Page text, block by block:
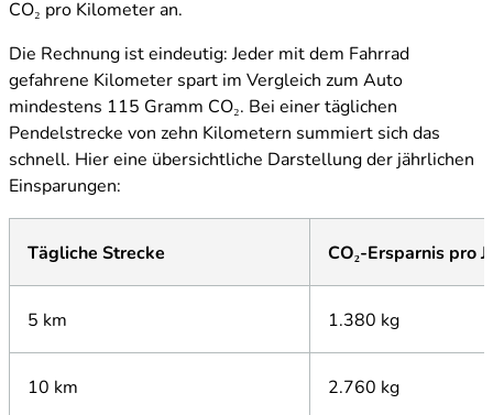
CO₂ pro Kilometer an.
Die Rechnung ist eindeutig: Jeder mit dem Fahrrad
gefahrene Kilometer spart im Vergleich zum Auto
mindestens 115 Gramm CO₂. Bei einer täglichen
Pendelstrecke von zehn Kilometern summiert sich das
schnell. Hier eine übersichtliche Darstellung der jährlichen
Einsparungen:
Tägliche Strecke CO₂-Ersparnis pro
5 km 1.380 kg
10 km 2.760 kg